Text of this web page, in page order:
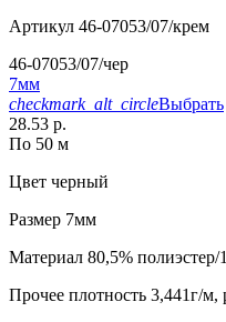
Артикул 46-07053/07/крем
46-07053/07/чер
7мм
checkmark_alt_circleВыбрать
28.53 р.
По 50 м
Цвет черный
Размер 7мм
Материал 80,5% полиэстер/
Прочее плотность 3,441г/м,